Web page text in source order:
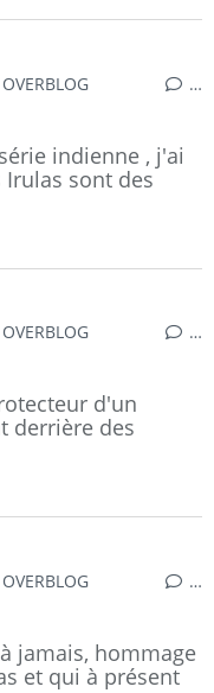
…
indienne , j'ai
Irulas sont des
…
d'un
derrière des
…
jamais, hommage
et qui à présent